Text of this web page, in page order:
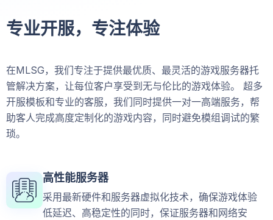
专业开服，专注体验
在MLSG，我们专注于提供最优质、最灵活的游戏服务器托
管解决方案，让每位客户享受到无与伦比的游戏体验。 超多
开服模板和专业的客服，我们同时提供一对一高端服务，帮
助客人完成高度定制化的游戏内容，同时避免模组调试的繁
琐。
高性能服务器
采用最新硬件和服务器虚拟化技术，确保游戏体验
低延迟、高稳定性的同时，保证服务器和网络安